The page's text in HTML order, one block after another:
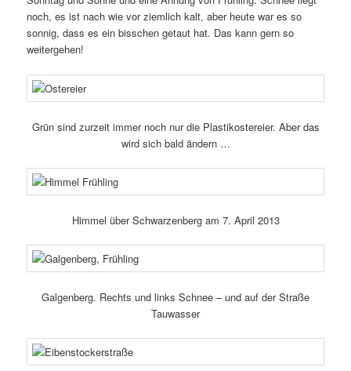
noch, es ist nach wie vor ziem­lich kalt, aber heute war es so
sonnig, dass es ein biss­chen getaut hat. Das kann gern so
weitergehen!
Grün sind zurzeit immer noch nur die Plastikostereier. Aber das
wird sich bald ändern …
Himmel über Schwarzenberg am 7. April 2013
Galgenberg. Rechts und links Schnee – und auf der Straße
Tauwasser